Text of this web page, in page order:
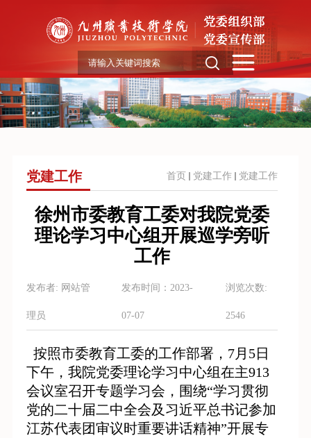
党建工作 首页 党建工作 党建工作
徐州市委教育工委对我院党委
理论学习中心组开展巡学旁听
工作
发布者: 网站管
理员
发布时间： 2023-
07-07
浏览次数:
2546
按照市委教育工委的工作部署，7月5日
下午，我院党委理论学习中心组在主913
会议室召开专题学习会，围绕“学习贯彻
党的二十届二中全会及习近平总书记参加
江苏代表团审议时重要讲话精神”开展专